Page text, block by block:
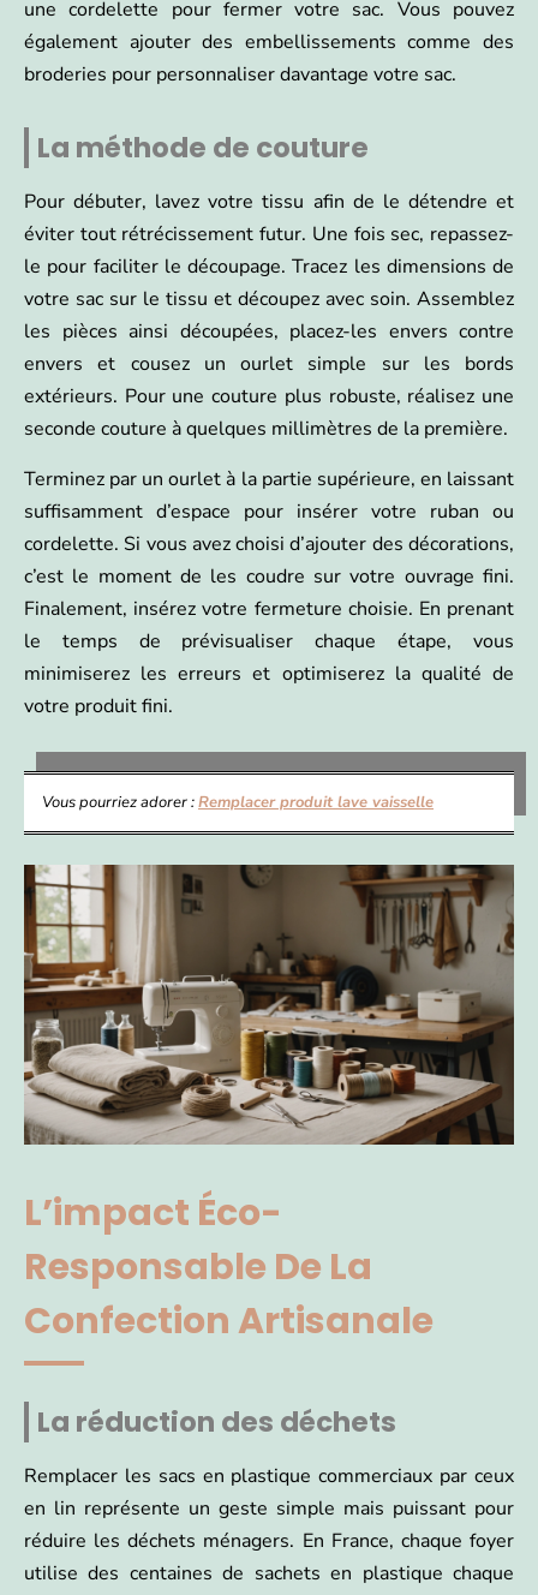
une cordelette pour fermer votre sac. Vous pouvez
également ajouter des embellissements comme des
broderies pour personnaliser davantage votre sac.
La méthode de couture
Pour débuter, lavez votre tissu afin de le détendre et
éviter tout rétrécissement futur. Une fois sec, repassez-
le pour faciliter le découpage. Tracez les dimensions de
votre sac sur le tissu et découpez avec soin. Assemblez
les pièces ainsi découpées, placez-les envers contre
envers et cousez un ourlet simple sur les bords
extérieurs. Pour une couture plus robuste, réalisez une
seconde couture à quelques millimètres de la première.
Terminez par un ourlet à la partie supérieure, en laissant
suffisamment d’espace pour insérer votre ruban ou
cordelette. Si vous avez choisi d’ajouter des décorations,
c’est le moment de les coudre sur votre ouvrage fini.
Finalement, insérez votre fermeture choisie. En prenant
le temps de prévisualiser chaque étape, vous
minimiserez les erreurs et optimiserez la qualité de
votre produit fini.
Vous pourriez adorer :Remplacer produit lave vaisselle
L’impact Éco-
Responsable De La
Confection Artisanale
La réduction des déchets
Remplacer les sacs en plastique commerciaux par ceux
en lin représente un geste simple mais puissant pour
réduire les déchets ménagers. En France, chaque foyer
utilise des centaines de sachets en plastique chaque